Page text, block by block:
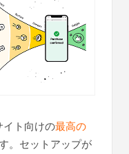
イト向けの最高の
。セットアップが